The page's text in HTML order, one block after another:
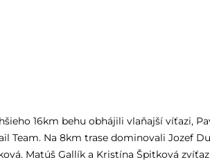
16km behu obhájili vlaňajší víťazi,
Team. Na 8km trase dominovali Jozef
Matúš Gallík a Kristína Špitková